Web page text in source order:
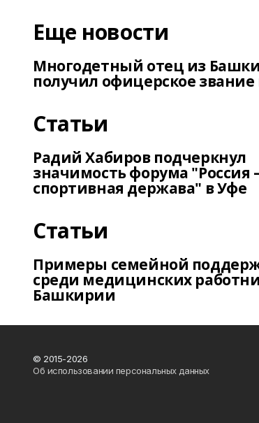
Еще новости
Многодетный отец из
получил офицерское звание
Статьи
Радий Хабиров подчеркнул
значимость форума "Россия
спортивная держава" в Уфе
Статьи
Примеры семейной
среди медицинских
Башкирии
© 2015-2026
Об использовании персональных данных